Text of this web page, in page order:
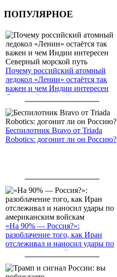
ПОПУЛЯРНОЕ
Почему российский атомный
ледокол «Ленин» остаётся так
важен и чем Индии интересен
Северный морской путь
Беспилотник Bravo от Triada
Robotics: догонит ли он Россию?
«На 90% — Россия?»:
разоблачение того, как Иран
отслеживал и наносил удары по
американским войскам